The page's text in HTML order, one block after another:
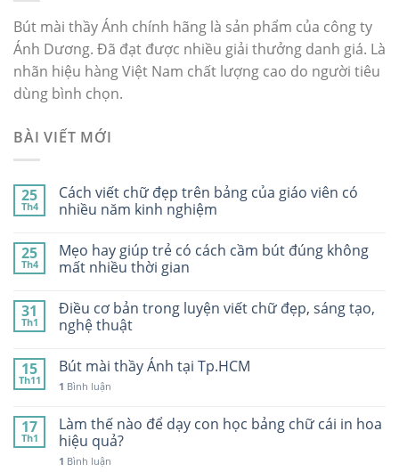
Bút mài thầy Ánh chính hãng là sản phẩm của công ty
Ánh Dương. Đã đạt được nhiều giải thưởng danh giá. Là
nhãn hiệu hàng Việt Nam chất lượng cao do người tiêu
dùng bình chọn.
BÀI VIẾT MỚI
25
Th4
Cách viết chữ đẹp trên bảng của giáo viên có
nhiều năm kinh nghiệm
25
Th4
Mẹo hay giúp trẻ có cách cầm bút đúng không
mất nhiều thời gian
31
Th1
Điều cơ bản trong luyện viết chữ đẹp, sáng tạo,
nghệ thuật
15
Th11
Bút mài thầy Ánh tại Tp.HCM
1 Bình luận
17
Th1
Làm thế nào để dạy con học bảng chữ cái in hoa
hiệu quả?
1 Bình luận